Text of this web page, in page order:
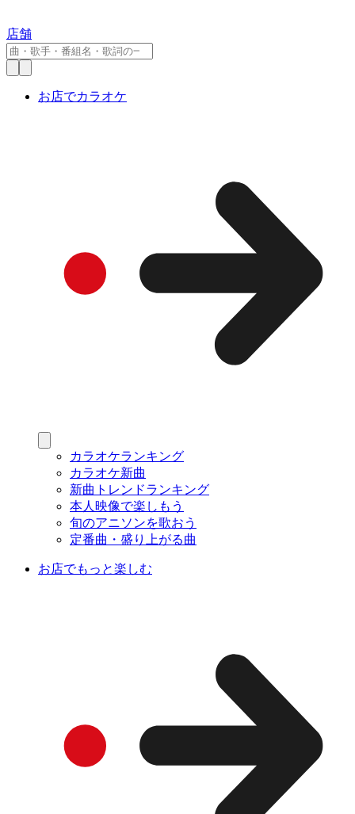
店舗
お店でカラオケ
カラオケランキング
カラオケ新曲
新曲トレンドランキング
本人映像で楽しもう
旬のアニソンを歌おう
定番曲・盛り上がる曲
お店でもっと楽しむ